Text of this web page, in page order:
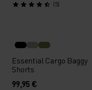
(5)
Essential Cargo Baggy
Shorts
99,95 €